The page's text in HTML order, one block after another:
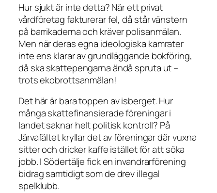
Hur sjukt är inte detta? När ett privat
vårdföretag fakturerar fel, då står vänstern
på barrikaderna och kräver polisanmälan.
Men när deras egna ideologiska kamrater
inte ens klarar av grundläggande bokföring,
då ska skattepengarna ändå spruta ut –
trots ekobrottsanmälan!
Det här är bara toppen av isberget. Hur
många skattefinansierade föreningar i
landet saknar helt politisk kontroll? På
Järvafältet kryllar det av föreningar där vuxna
sitter och dricker kaffe istället för att söka
jobb. I Södertälje fick en invandrarförening
bidrag samtidigt som de drev illegal
spelklubb.